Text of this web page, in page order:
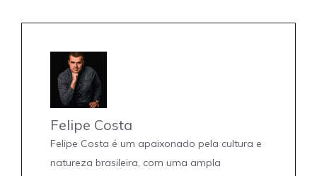
Felipe Costa
Felipe Costa é um apaixonado pela cultura e
natureza brasileira, com uma ampla